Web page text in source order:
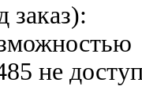
заказ):
не